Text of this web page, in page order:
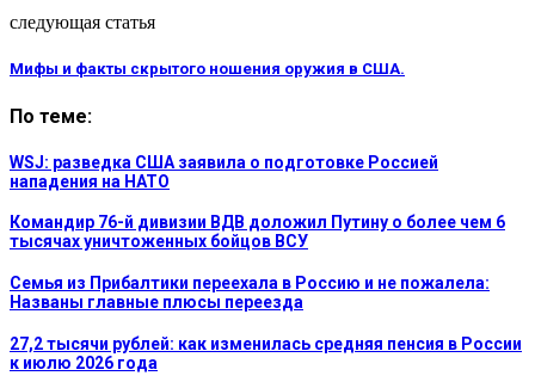
следующая статья
Мифы и факты скрытого ношения оружия в США.
По теме:
WSJ: разведка США заявила о подготовке Россией
нападения на НАТО
Командир 76-й дивизии ВДВ доложил Путину о более чем 6
тысячах уничтоженных бойцов ВСУ
Семья из Прибалтики переехала в Россию и не пожалела:
Названы главные плюсы переезда
27,2 тысячи рублей: как изменилась средняя пенсия в России
к июлю 2026 года